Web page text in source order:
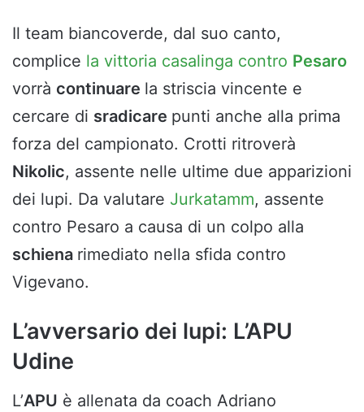
Il team biancoverde, dal suo canto,
complice la vittoria casalinga contro Pesaro
vorrà continuare la striscia vincente e
cercare di sradicare punti anche alla prima
forza del campionato. Crotti ritroverà
Nikolic, assente nelle ultime due apparizioni
dei lupi. Da valutare Jurkatamm, assente
contro Pesaro a causa di un colpo alla
schiena rimediato nella sfida contro
Vigevano.
L’avversario dei lupi: L’APU
Udine
L’APU è allenata da coach Adriano